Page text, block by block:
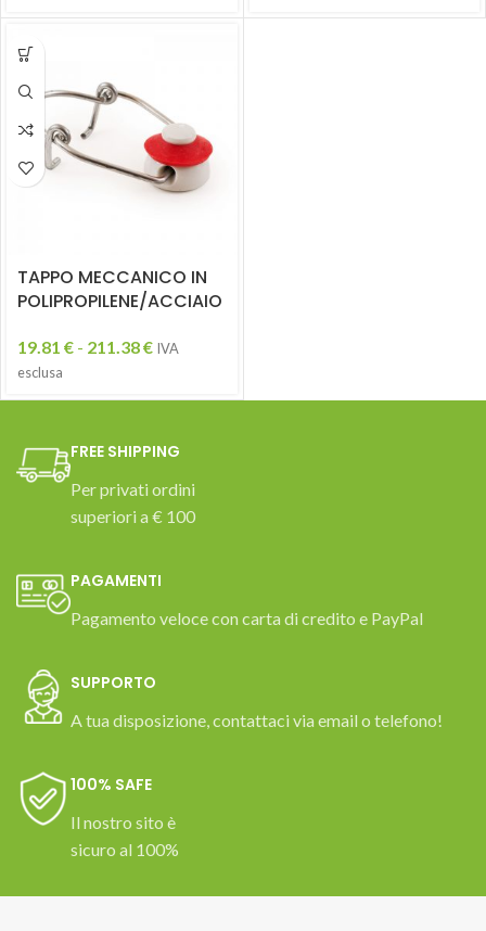
TAPPO MECCANICO IN
POLIPROPILENE/ACCIAIO
19.81 € - 211.38€ IVA
esclusa
FREE SHIPPING
Per privati ordini
superiori a € 100
PAGAMENTI
Pagamento veloce con carta di credito e PayPal
SUPPORTO
A tua disposizione, contattaci via email o telefono!
100% SAFE
Il nostro sito è
sicuro al 100%